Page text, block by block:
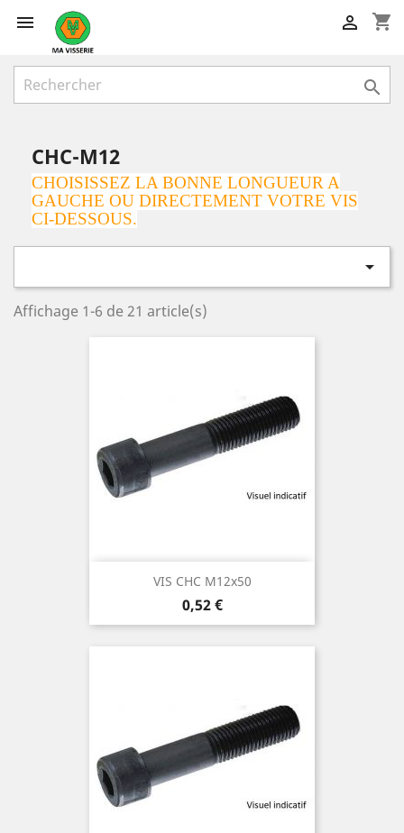
 shopping_cart


CHC-M12
CHOISISSEZ LA BONNE LONGUEUR A
GAUCHE OU DIRECTEMENT VOTRE VIS
CI-DESSOUS.

Affichage 1-6 de 21 article(s)
VIS CHC M12x50
Prix
0,52 €